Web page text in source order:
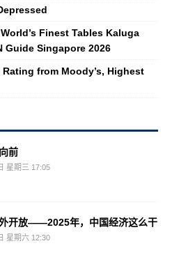
Finest Tables Kaluga
Guide Singapore 2026
from Moody’s, Highest
前
星期三 17:05
开放——2025年，中国经济这么干
星期六 12:30